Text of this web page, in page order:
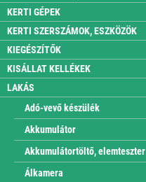
KERTI GÉPEK
KERTI SZERSZÁMOK, ESZKÖZÖK
KIEGÉSZÍTŐK
KISÁLLAT KELLÉKEK
LAKÁS
Adó-vevő készülék
Akkumulátor
Akkumulátortöltő, elemteszter
Álkamera